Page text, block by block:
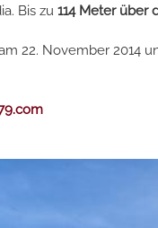
Bis zu 114 Meter über
22. November 2014